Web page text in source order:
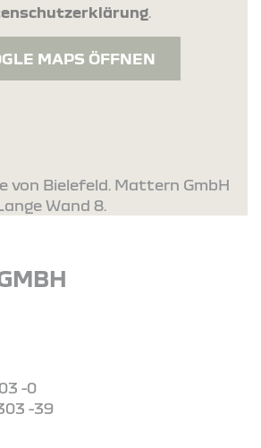
.
MAPS ÖFFNEN
von Bielefeld. Mattern GmbH
Wand 8.
-0
-39